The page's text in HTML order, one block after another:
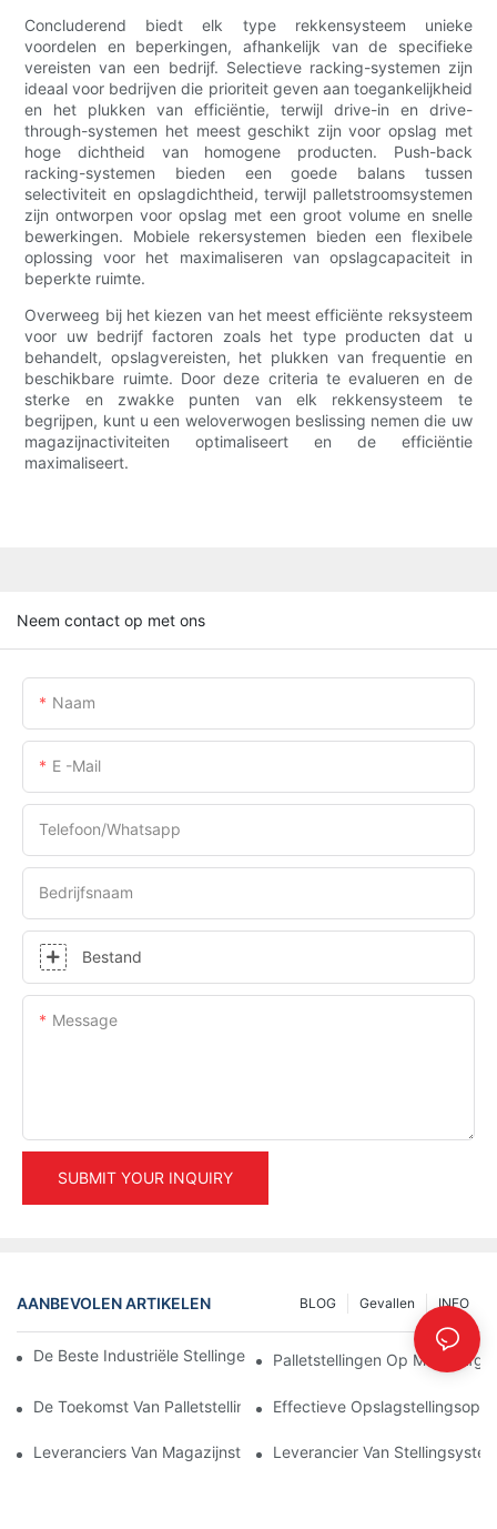
Concluderend biedt elk type rekkensysteem unieke
voordelen en beperkingen, afhankelijk van de specifieke
vereisten van een bedrijf. Selectieve racking-systemen zijn
ideaal voor bedrijven die prioriteit geven aan toegankelijkheid
en het plukken van efficiëntie, terwijl drive-in en drive-
through-systemen het meest geschikt zijn voor opslag met
hoge dichtheid van homogene producten. Push-back
racking-systemen bieden een goede balans tussen
selectiviteit en opslagdichtheid, terwijl palletstroomsystemen
zijn ontworpen voor opslag met een groot volume en snelle
bewerkingen. Mobiele rekersystemen bieden een flexibele
oplossing voor het maximaliseren van opslagcapaciteit in
beperkte ruimte.
Overweeg bij het kiezen van het meest efficiënte reksysteem
voor uw bedrijf factoren zoals het type producten dat u
behandelt, opslagvereisten, het plukken van frequentie en
beschikbare ruimte. Door deze criteria te evalueren en de
sterke en zwakke punten van elk rekkensysteem te
begrijpen, kunt u een weloverwogen beslissing nemen die uw
magazijnactiviteiten optimaliseert en de efficiëntie
maximaliseert.
Neem contact op met ons
Naam
E -mail
Telefoon/whatsapp
Bedrijfsnaam
Bestand
Message
SUBMIT YOUR INQUIRY
AANBEVOLEN ARTIKELEN INFO
Gevallen
BLOG
De Beste Industriële Stellingen Voor Efficiënt Magazijnbeheer
Palletstellingen Op Maat:
De Toekomst Van Palletstellingen: Trends En Innovaties
Effectieve
Leveranciers Van Magazijnstellingen: Waar Moet U Op Letten?
Leverancier Van